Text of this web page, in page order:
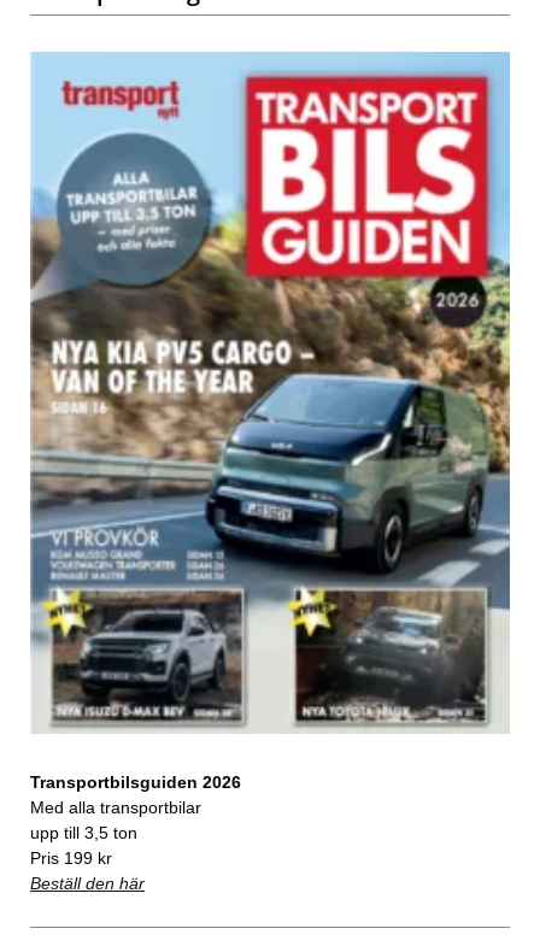
Transportbilsguiden 2026
Med alla transportbilar
upp till 3,5 ton
Pris 199 kr
Beställ den här